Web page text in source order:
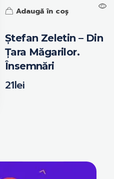
Ștefan Zeletin – Din
Țara Măgarilor.
Însemnări
21lei
Adaugă în coș